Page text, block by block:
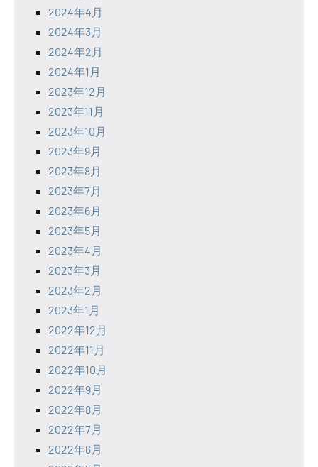
2024年4月
2024年3月
2024年2月
2024年1月
2023年12月
2023年11月
2023年10月
2023年9月
2023年8月
2023年7月
2023年6月
2023年5月
2023年4月
2023年3月
2023年2月
2023年1月
2022年12月
2022年11月
2022年10月
2022年9月
2022年8月
2022年7月
2022年6月